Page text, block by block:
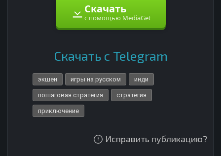
Скачать
с помощью MediaGet
Скачать с Telegram
экшен игры на русском инди
пошаговая стратегия стратегия
приключение
Исправить публикацию?